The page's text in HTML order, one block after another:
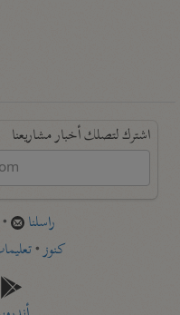
اشترك لتصلك أخبار مشاريعنا
راسلنا
كنوز•